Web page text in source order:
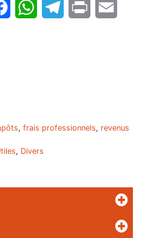
FacebookWhatsAppTelegram
Print
, frais professionnels, revenus
, Divers